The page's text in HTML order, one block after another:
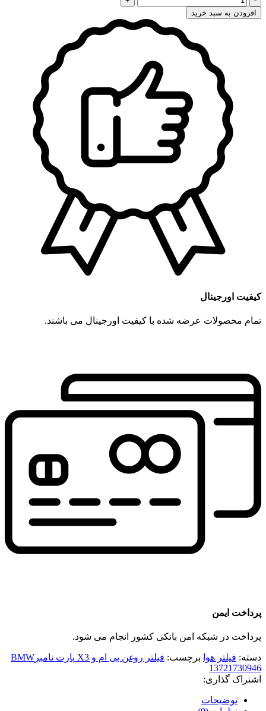
روغن
بی
نامبرBMW
13721730946
افزودن به سبد خرید
کیفیت اورجینال
تمام محصولات عرضه شده با کیفیت اورجینال می باشند.
پرداخت ایمن
پرداخت در شبکه امن بانکی کشور انجام می شود.
دسته: فیلتر هوا برچسب:
فیلتر روغن بی ام و X3 پارت نامبرBMW
13721730946
اشتراک گذاری:
توضیحات